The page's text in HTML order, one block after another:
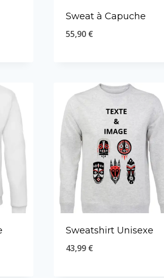
Sweat à Capuche
55,90 €
Sweatshirt Unisexe
43,99 €